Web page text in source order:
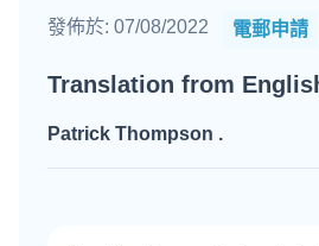
發佈於: 07/08/2022 電郵申請
Translation from
Patrick Thompson .